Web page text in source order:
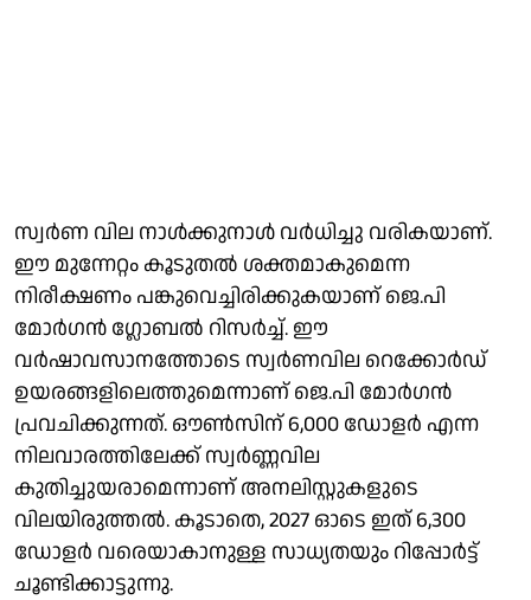
സ്വര്‍ണ വില നാള്‍ക്കുനാള്‍ വര്‍ധിച്ചു വരികയാണ്.
ഈ മുന്നേറ്റം കൂടുതല്‍ ശക്തമാകുമെന്ന
നിരീക്ഷണം പങ്കുവെച്ചിരിക്കുകയാണ് ജെ.പി
മോർഗൻ ഗ്ലോബൽ റിസർച്ച്. ഈ
വർഷാവസാനത്തോടെ സ്വർണവില റെക്കോർഡ്
ഉയരങ്ങളിലെത്തുമെന്നാണ് ജെ.പി മോർഗൻ
പ്രവചിക്കുന്നത്. ഔൺസിന് 6,000 ഡോളർ എന്ന
നിലവാരത്തിലേക്ക് സ്വർണ്ണവില
കുതിച്ചുയരാമെന്നാണ് അനലിസ്റ്റുകളുടെ
വിലയിരുത്തൽ. കൂടാതെ, 2027 ഓടെ ഇത് 6,300
ഡോളർ വരെയാകാനുള്ള സാധ്യതയും റിപ്പോർട്ട്
ചൂണ്ടിക്കാട്ടുന്നു.